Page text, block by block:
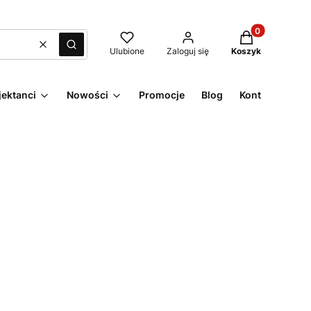
WyczyśćSzukaj Ulubione Zaloguj się
Produkty w
Koszyk
Nowości Promocje Blog Kontakt